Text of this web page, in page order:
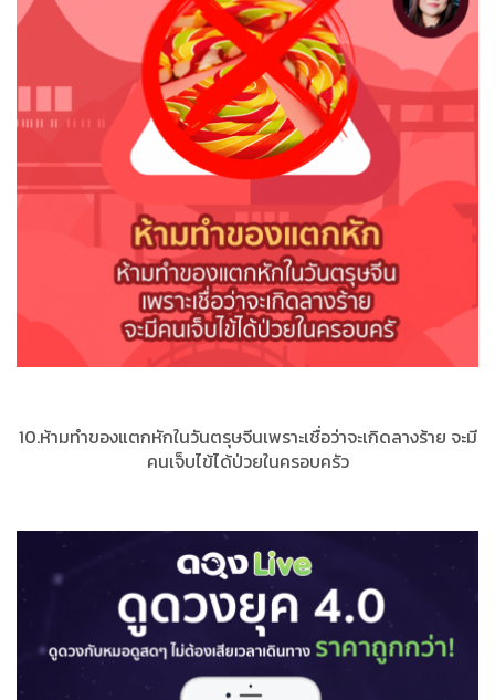
10.ห้ามทำของแตกหักในวันตรุษจีนเพราะเชื่อว่าจะเกิดลางร้าย จะมี
คนเจ็บไข้ได้ป่วยในครอบครัว